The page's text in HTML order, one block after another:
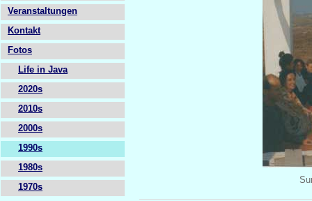
Veranstaltungen
Kontakt
Fotos
Life in Java
2020s
2010s
2000s
1990s
1980s
1970s